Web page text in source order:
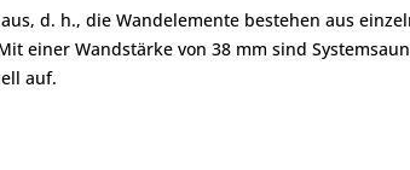
d. h., die Wandelemente bestehen aus
einer Wandstärke von 38 mm sind
auf.